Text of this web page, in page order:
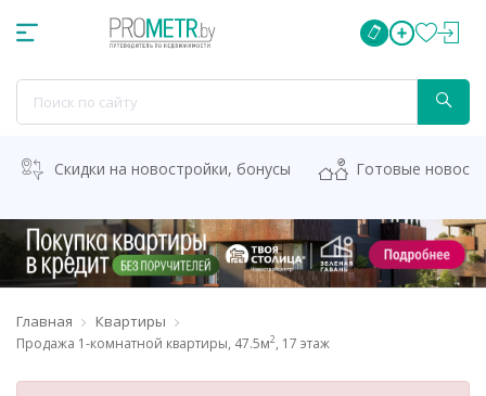
Скидки на новостройки, бонусы Готовые
Главная Квартиры
Продажа 1-комнатной квартиры, 47.5м2, 17 этаж